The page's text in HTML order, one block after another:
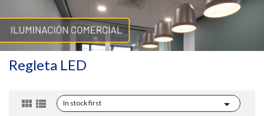
Regleta LED
  In stock first 